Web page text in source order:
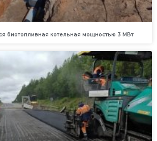
биотопливная котельная мощностью 3 МВт